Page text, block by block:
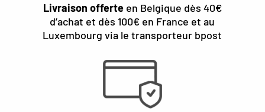
Livraison offerteen Belgique dès 40€
d’achat et dès 100€ en France et au
Luxembourg via le transporteur bpost